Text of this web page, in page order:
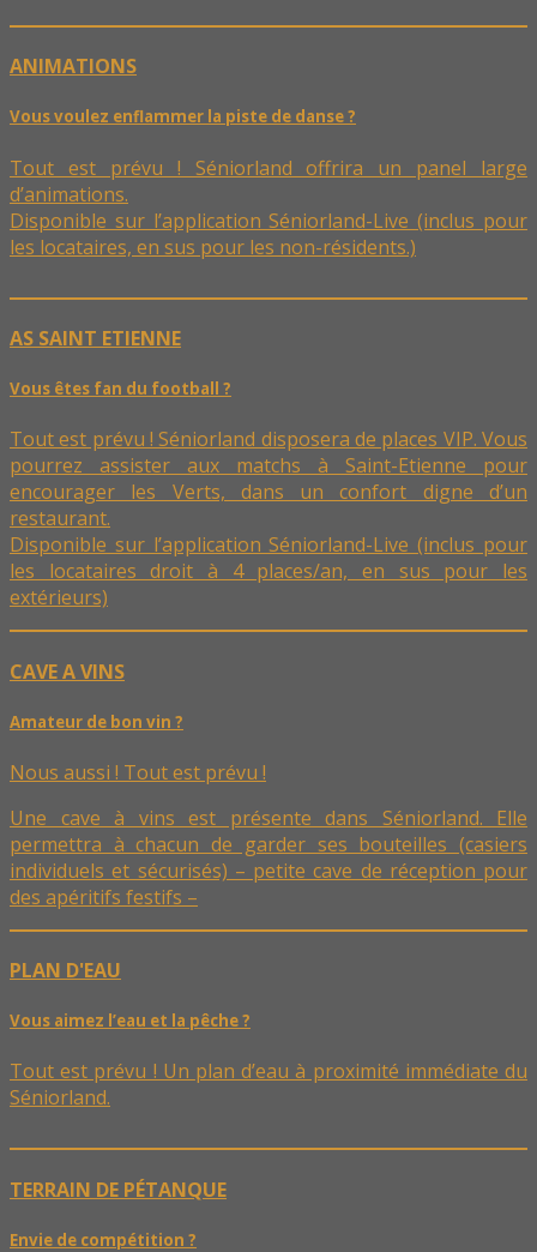
ANIMATIONS
Vous voulez enflammer la piste de danse ?
Tout est prévu ! Séniorland offrira un panel large
d’animations.
Disponible sur l’application Séniorland-Live (inclus pour
les locataires, en sus pour les non-résidents.)
AS SAINT ETIENNE
Vous êtes fan du football ?
Tout est prévu ! Séniorland disposera de places VIP. Vous
pourrez assister aux matchs à Saint-Etienne pour
encourager les Verts, dans un confort digne d’un
restaurant.
Disponible sur l’application Séniorland-Live (inclus pour
les locataires droit à 4 places/an, en sus pour les
extérieurs)
CAVE A VINS
Amateur de bon vin ?
Nous aussi ! Tout est prévu !
Une cave à vins est présente dans Séniorland. Elle
permettra à chacun de garder ses bouteilles (casiers
individuels et sécurisés) – petite cave de réception pour
des apéritifs festifs –
PLAN D'EAU
Vous aimez l’eau et la pêche ?
Tout est prévu ! Un plan d’eau à proximité immédiate du
Séniorland.
TERRAIN DE PÉTANQUE
Envie de compétition ?